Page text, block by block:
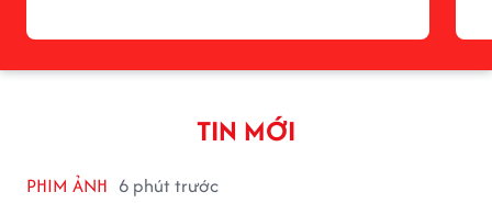
TIN MỚI
PHIM ẢNH 6 phút trước